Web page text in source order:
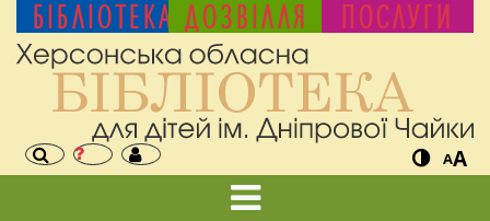
БІБЛІОТЕКА ДОЗВІЛЛЯ ПОСЛУГИ
AA